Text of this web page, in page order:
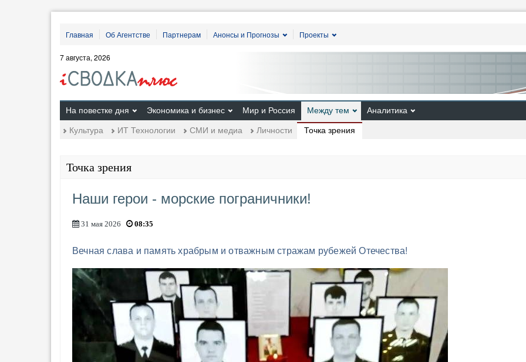
Главная Об Агентстве Партнерам Анонсы и Прогнозы Проекты
7 августа, 2026
На повестке дня Экономика и бизнес Мир и Россия Между тем
Культура ИТ Технологии СМИ и медиа Личности Точка зрения
Аналитика
Точка зрения
Наши герои - морские пограничники!
31 мая 2026 08:35
Вечная слава и память храбрым и отважным стражам рубежей Отечества!